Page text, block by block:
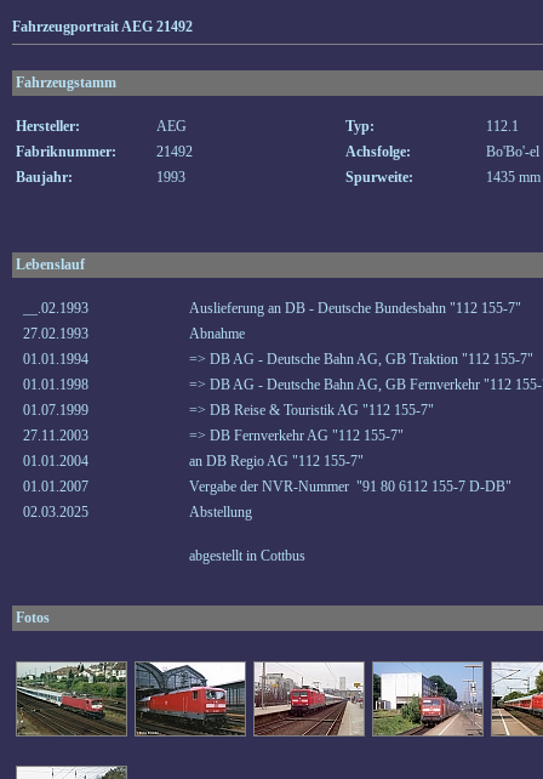
Fahrzeugportrait AEG 21492
Fahrzeugstamm
Hersteller: AEG Typ:
112.1
Fabriknummer:
21492 Achsfolge:
Bo'Bo'-el
Baujahr:
1993 Spurweite: 1435 mm
Lebenslauf
__.02.1993
Auslieferung an DB - Deutsche Bundesbahn "112 155-7"
27.02.1993
Abnahme
01.01.1994
=> DB AG - Deutsche Bahn AG, GB Traktion "112 155-7"
01.01.1998
=> DB AG - Deutsche Bahn AG, GB Fernverkehr "112
01.07.1999
=> DB Reise & Touristik AG "112 155-7"
27.11.2003
=> DB Fernverkehr AG "112 155-7"
01.01.2004
an DB Regio AG "112 155-7"
01.01.2007
Vergabe der NVR-Nummer "91 80 6112 155-7 D-DB"
02.03.2025
Abstellung
abgestellt in Cottbus
Fotos